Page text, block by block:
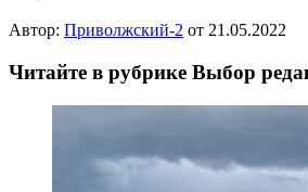
Автор: Приволжский-2 от 21.05.2022
Читайте в рубрике Выбор